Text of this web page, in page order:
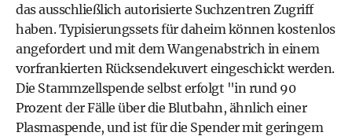
das ausschließlich autorisierte Suchzentren Zugriff
haben. Typisierungssets für daheim können kostenlos
angefordert und mit dem Wangenabstrich in einem
vorfrankierten Rücksendekuvert eingeschickt werden.
Die Stammzellspende selbst erfolgt "in rund 90
Prozent der Fälle über die Blutbahn, ähnlich einer
Plasmaspende, und ist für die Spender mit geringem